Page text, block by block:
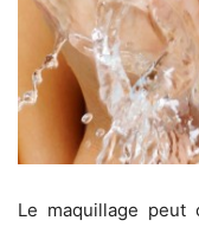
Le maquillage peut